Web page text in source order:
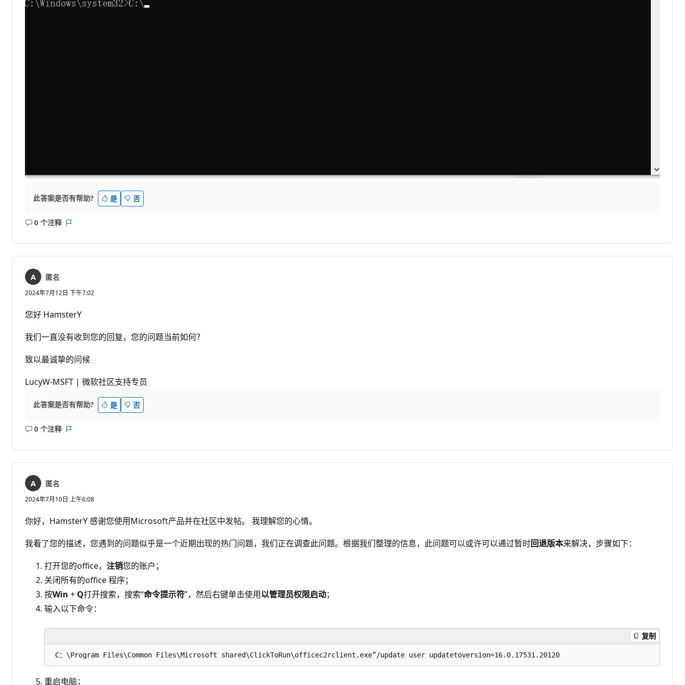
此答案是否有帮助? 是 否
0 个注释
无
匿名
2024年7月12日 下午7:02
您好 HamsterY
我们一直没有收到您的回复，您的问题当前如何？
致以最诚挚的问候
LucyW-MSFT | 微软社区支持专员
此答案是否有帮助? 是 否
0 个注释
无
匿名
2024年7月10日 上午6:08
你好，HamsterY 感谢您使用Microsoft产品并在社区中发帖。 我理解您的心情。
我看了您的描述，您遇到的问题似乎是一个近期出现的热门问题，我们正在调查此问题。根据我们整理的信息，此问题可以或许可以通过暂时回退版本来解决，步骤如下：
打开您的office， 注销您的账户；
关闭所有的office 程序；
按Win + Q打开搜索，搜索“命令提示符”，然后右键单击使用以管理员权限启动；
输入以下命令：
复制
重启电脑；